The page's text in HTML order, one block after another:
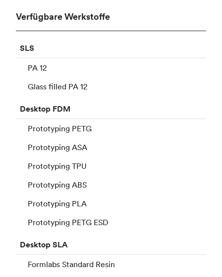
Verfügbare Werkstoffe
SLS
PA 12
Glass filled PA 12
Desktop FDM
Prototyping PETG
Prototyping ASA
Prototyping TPU
Prototyping ABS
Prototyping PLA
Prototyping PETG ESD
DesktopSLA
Formlabs Standard Resin